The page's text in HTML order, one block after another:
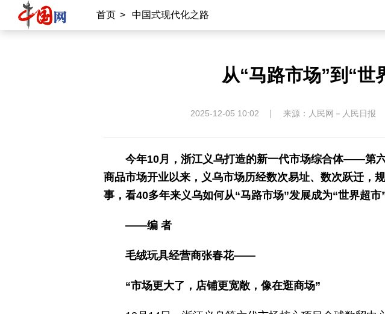
首页 > 中国式现代化之路
从“马路市场”到“世
2025-12-05 10:02 来源：人民网－人民日报
今年10月，浙江义乌打造的新一代市场综合体——第
商品市场开业以来，义乌市场历经数次易址、数次跃迁，
事，看40多年来义乌如何从“马路市场”发展成为“世界超市”
——编 者
毛绒玩具经营商张春花——
“市场更大了，店铺更宽敞，像在逛商场”